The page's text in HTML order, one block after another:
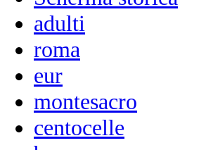
adulti
roma
eur
montesacro
centocelle